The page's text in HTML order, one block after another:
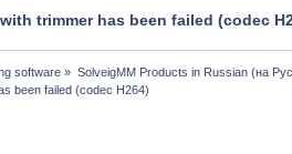
trimmer has been failed (codec
software » SolveigMM Products in Russian (на
been failed (codec H264)